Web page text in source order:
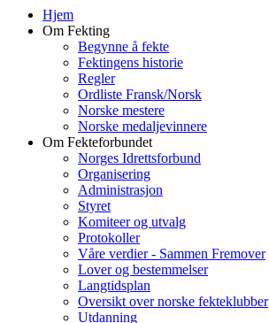
Hjem
Om Fekting
Begynne å fekte
Fektingens historie
Regler
Ordliste Fransk/Norsk
Norske mestere
Norske medaljevinnere
Om Fekteforbundet
Norges Idrettsforbund
Organisering
Administrasjon
Styret
Komiteer og utvalg
Protokoller
Våre verdier - Sammen Fremover
Lover og bestemmelser
Langtidsplan
Oversikt over norske fekteklubber
Utdanning